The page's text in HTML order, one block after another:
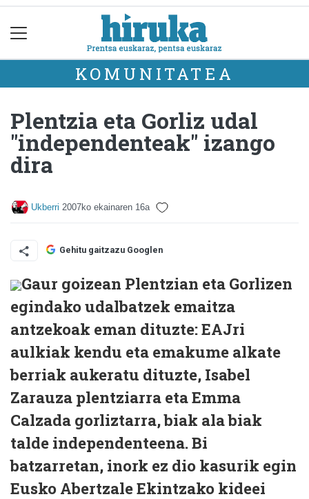
KOMUNITATEA
Plentzia eta Gorliz udal
"independenteak" izango
dira
Ukberri 2007ko ekainaren 16a
Gehitu gaitzazu Googlen
Gaur goizean Plentzian eta Gorlizen
egindako udalbatzek emaitza
antzekoak eman dituzte: EAJri
aulkiak kendu eta emakume alkate
berriak aukeratu dituzte, Isabel
Zarauza plentziarra eta Emma
Calzada gorliztarra, biak ala biak
talde independenteena. Bi
batzarretan, inork ez dio kasurik egin
Eusko Abertzale Ekintzako kideei